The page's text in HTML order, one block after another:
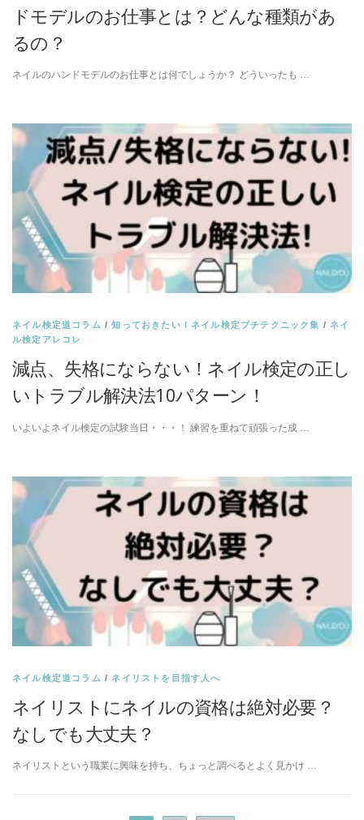
ドモデルのお仕事とは？どんな種類があ
るの？
ネイルのハンドモデルのお仕事とは何でしょうか？ どういったも …
ネイル検定道コラム /知っておきたい！ネイル検定プチテクニック集 /ネイ
ル検定アレコレ
減点、失格にならない！ネイル検定の正し
いトラブル解決法10パターン！
いよいよネイル検定の試験当日・・・！ 練習を重ねて頑張った成 …
ネイル検定道コラム /ネイリストを目指す人へ
ネイリストにネイルの資格は絶対必要？
なしでも大丈夫？
ネイリストという職業に興味を持ち、ちょっと調べるとよく見かけ …